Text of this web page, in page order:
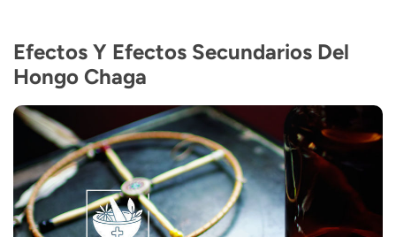
Efectos Y Efectos Secundarios Del
Hongo Chaga